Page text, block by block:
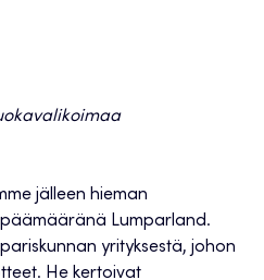
jälleen hieman
Lumparland.
yrityksestä, johon
He kertoivat